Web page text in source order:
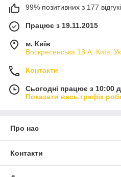
99% позитивних з 177
Працює з 19.11.2015
м. Київ
Воскресенська 18 А, Київ,
Контакти
Сьогодні працює з 10:00
Показати весь графік
Про нас
Контакти